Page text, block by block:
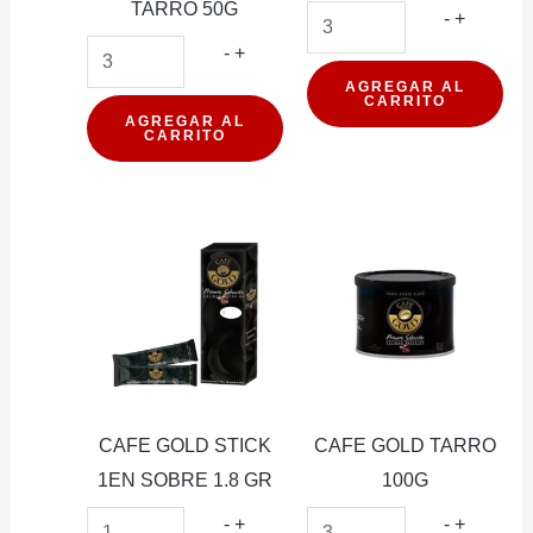
TARRO 50G
- CAFE
DESCAFEINADO
TARRO
+
AGREGAR AL
CARRITO
- CAFE
LATA
+
AGREGAR AL
CARRITO
CAFE GOLD STICK
1EN SOBRE 1.8 GR
- CAFE
+
CAFE GOLD TARRO
100G
- CAFE
+